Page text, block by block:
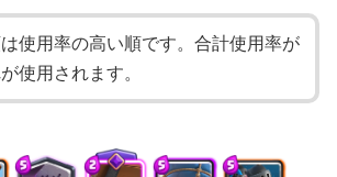
使用率の高い順です。合計使用率が
使用されます。